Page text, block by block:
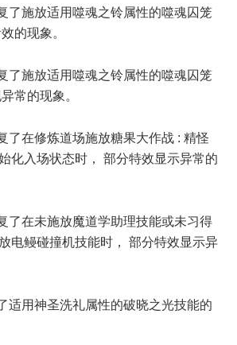
了施放适用噬魂之铃属性的噬魂囚笼
的现象。
了施放适用噬魂之铃属性的噬魂囚笼
常的现象。
了在修炼道场施放糖果大作战 : 精怪
化入场状态时， 部分特效显示异常的
了在未施放魔道学助理技能或未习得
电鳗碰撞机技能时， 部分特效显示异
适用神圣洗礼属性的破晓之光技能的